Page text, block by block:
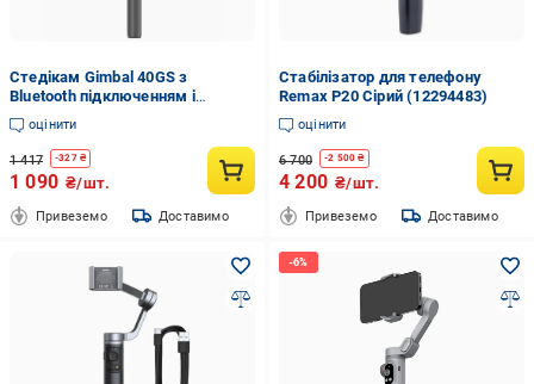
Стедікам Gimbal 40GS з
Bluetooth підключенням і
пультом
оцінити
1 417 -327₴
1 090 ₴/шт.
Привеземо Доставимо
Стабілізатор для телефону
Remax P20 Сірий (12294483)
оцінити
6 700 -2 500 ₴
4 200 ₴/шт.
Привеземо Доставимо